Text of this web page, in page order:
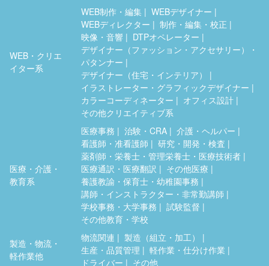
WEB・クリエ
イター系
WEB制作・編集
WEBデザイナー
WEBディレクター
制作・編集・校正
映像・音響
DTPオペレーター
デザイナー（ファッション・アクセサリー）・
パタンナー
デザイナー（住宅・インテリア）
イラストレーター・グラフィックデザイナー
カラーコーディネーター
オフィス設計
その他クリエイティブ系
医療・介護・
教育系
医療事務 治験・CRA
介護・ヘルパー
看護師・准看護師
研究・開発・検査
薬剤師・栄養士・管理栄養士・医療技術者
医療通訳・医療翻訳
その他医療
養護教諭・保育士・幼稚園事務
講師・インストラクター・非常勤講師
学校事務・大学事務
試験監督
その他教育・学校
製造・物流・
軽作業他
物流関連
製造（組立・加工）
生産・品質管理
軽作業・仕分け作業
ドライバー
その他